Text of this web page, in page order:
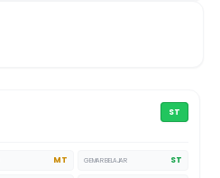
ST
MT GEMAR BELAJAR ST